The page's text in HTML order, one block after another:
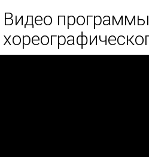
Видео